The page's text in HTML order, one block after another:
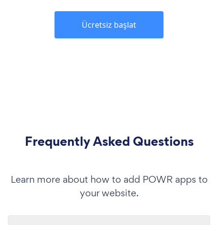
Ücretsiz başlat
Frequently Asked Questions
Learn more about how to add POWR apps to
your website.